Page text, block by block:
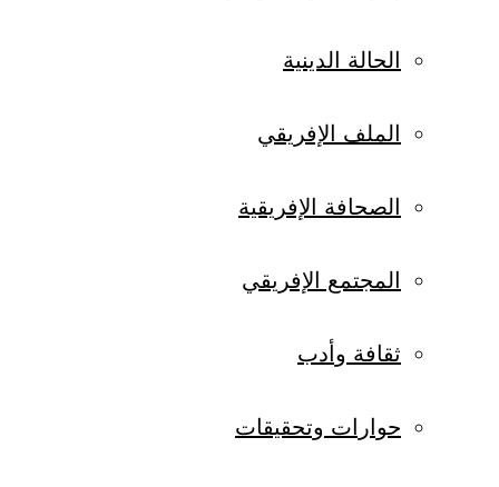
الحالة الدينية
الملف الإفريقي
الصحافة الإفريقية
المجتمع الإفريقي
ثقافة وأدب
حوارات وتحقيقات